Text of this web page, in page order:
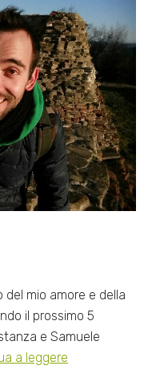
mio amore e della
il prossimo 5
e Samuele
a leggere